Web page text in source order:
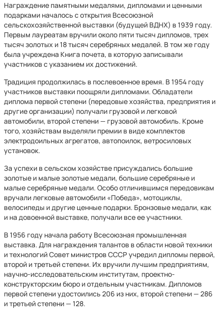
Награждение памятными медалями, дипломами и ценными
подарками началось с открытия Всесоюзной
сельскохозяйственной выставки (будущей ВДНХ) в 1939 году.
Первым лауреатам вручили около пяти тысяч дипломов, трех
тысяч золотых и 18 тысяч серебряных медалей. В том же году
была учреждена Книга почета, в которую записывали
участников с указанием их достижений.
Традиция продолжилась в послевоенное время. В 1954 году
участников выставки поощряли дипломами. Обладатели
диплома первой степени (передовые хозяйства, предприятия и
другие организации) получали грузовой и легковой
автомобили, второй степени — грузовой автомобиль. Кроме
того, хозяйствам выделяли премии в виде комплектов
электродоильных агрегатов, автопоилок, ветросиловых
установок.
За успехи в сельском хозяйстве присуждались большие
золотые и малые золотые медали, большие серебряные и
малые серебряные медали. Особо отличившимся передовикам
вручали легковые автомобили «Победа», мотоциклы,
велосипеды и другие ценные подарки. Бронзовые медали, как
и на довоенной выставке, получали все ее участники.
В 1956 году начала работу Всесоюзная промышленная
выставка. Для награждения талантов в области новой техники
и технологий Совет министров СССР учредил дипломы первой,
второй и третьей степени. Их вручили лучшим предприятиям,
научно-исследовательским институтам, проектно-
конструкторским бюро и отдельным участникам. Дипломов
первой степени удостоились 206 из них, второй степени — 286
и третьей степени — 128.